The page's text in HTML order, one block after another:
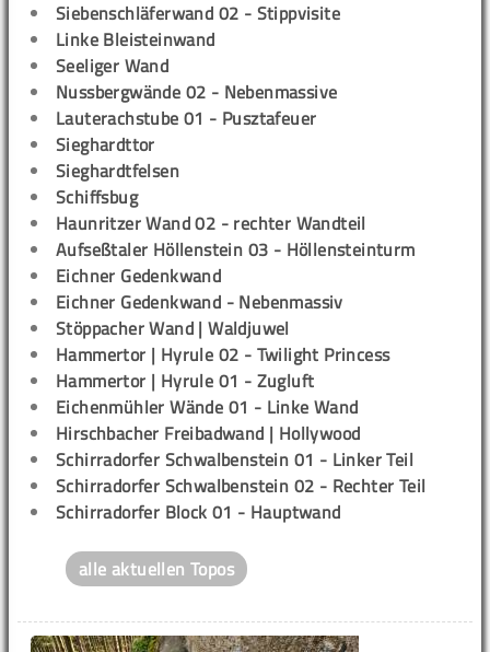
Siebenschläferwand 02 - Stippvisite
Linke Bleisteinwand
Seeliger Wand
Nussbergwände 02 - Nebenmassive
Lauterachstube 01 - Pusztafeuer
Sieghardttor
Sieghardtfelsen
Schiffsbug
Haunritzer Wand 02 - rechter Wandteil
Aufseßtaler Höllenstein 03 - Höllensteinturm
Eichner Gedenkwand
Eichner Gedenkwand - Nebenmassiv
Stöppacher Wand | Waldjuwel
Hammertor | Hyrule 02 - Twilight Princess
Hammertor | Hyrule 01 - Zugluft
Eichenmühler Wände 01 - Linke Wand
Hirschbacher Freibadwand | Hollywood
Schirradorfer Schwalbenstein 01 - Linker Teil
Schirradorfer Schwalbenstein 02 - Rechter Teil
Schirradorfer Block 01 - Hauptwand
alle aktuellen Topos